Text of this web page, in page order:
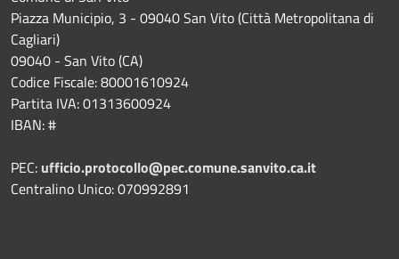
Piazza Municipio, 3 - 09040 San Vito (Città Metropolitana di
Cagliari)
09040 - San Vito (CA)
Codice Fiscale: 80001610924
Partita IVA: 01313600924
IBAN: #
PEC: ufficio.protocollo@pec.comune.sanvito.ca.it
Centralino Unico: 070992891